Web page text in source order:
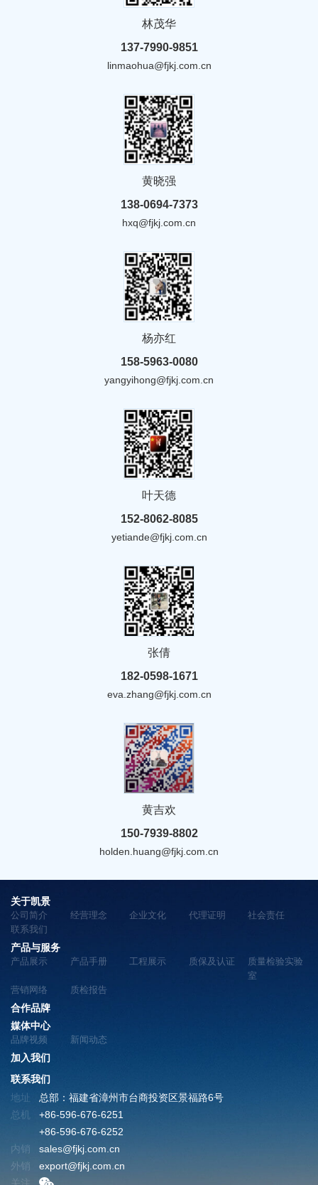
林茂华
137-7990-9851
linmaohua@fjkj.com.cn
黄晓强
138-0694-7373
hxq@fjkj.com.cn
杨亦红
158-5963-0080
yangyihong@fjkj.com.cn
叶天德
152-8062-8085
yetiande@fjkj.com.cn
张倩
182-0598-1671
eva.zhang@fjkj.com.cn
黄吉欢
150-7939-8802
holden.huang@fjkj.com.cn
关于凯景
公司简介 经营理念 企业文化 代理证明
社会责任
联系我们
产品与服务
产品展示 产品手册 工程展示 质保及认证
质量检验实验
室
营销网络
质检报告
合作品牌
媒体中心
品牌视频 新闻动态
加入我们
联系我们
地址
总部：福建省漳州市台商投资区景福路6号
总机
+86-596-676-6251
+86-596-676-6252
内销
sales@fjkj.com.cn
外销
export@fjkj.com.cn
关注